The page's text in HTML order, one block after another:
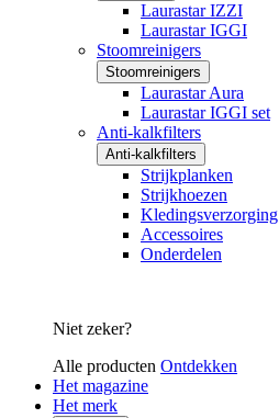
Laurastar IZZI
Laurastar IGGI
Stoomreinigers
Stoomreinigers
Laurastar Aura
Laurastar IGGI set
Anti-kalkfilters
Anti-kalkfilters
Strijkplanken
Strijkhoezen
Kledingsverzorging
Accessoires
Onderdelen
Niet zeker?
Alle producten Ontdekken
Het magazine
Het merk